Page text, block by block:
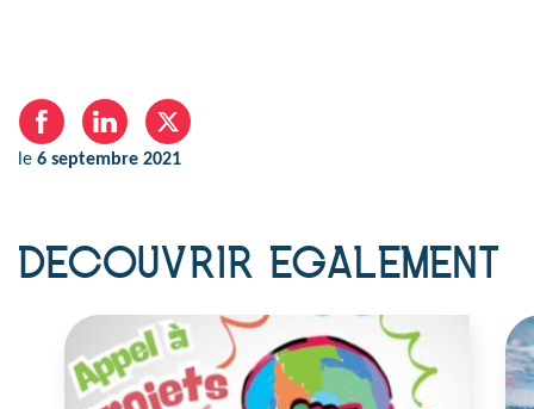
le 6 septembre 2021
DECOUVRIR EGALEMENT